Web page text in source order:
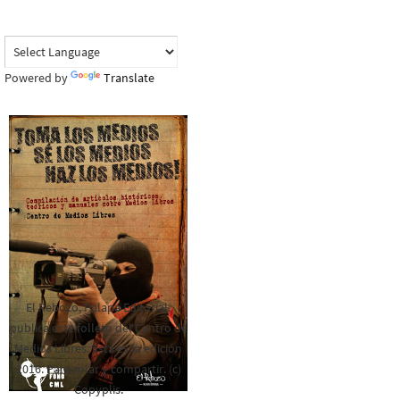
Powered by Translate
El Rebozo, Palapa Editorial,
publica este folleto del Centro de
Medios Libres. Esta es la edición
2016. Para rolar y compartir. (c)
Copyplis.